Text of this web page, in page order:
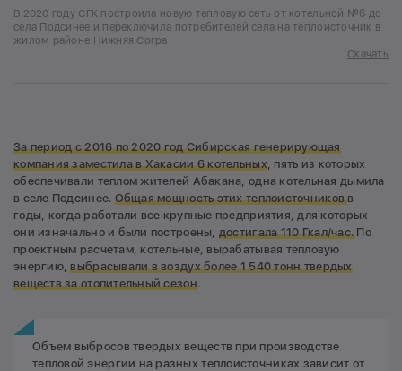
В 2020 году СГК построила новую тепловую сеть от котельной №6 до
села Подсинее и переключила потребителей села на теплоисточник в
жилом районе Нижняя Согра
Скачать
За период с 2016 по 2020 год Сибирская генерирующая
компания заместила в Хакасии 6 котельных, пять из которых
обеспечивали теплом жителей Абакана, одна котельная дымила
в селе Подсинее. Общая мощность этих теплоисточниковв
годы, когда работали все крупные предприятия, для которых
они изначально и были построены, достигала 110 Гкал/час. По
проектным расчетам, котельные, вырабатывая тепловую
энергию,выбрасывали в воздух более 1 540 тонн твердых
веществ за отопительный сезон.
Объем выбросов твердых веществ при производстве
тепловой энергии на разных теплоисточниках зависит от